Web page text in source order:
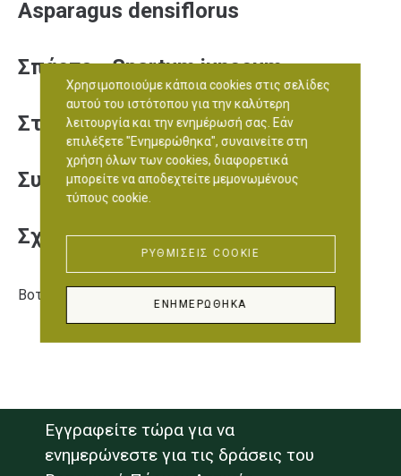
Asparagus densiflorus
Σπάρτο - Spartum junceum
Στίπα - Stipa tenuissima
Συκιά - Ficus carica
Σχίνος - Pistacia lentiscus
Βοτανικό Πάρκο Αττικής
Εγγραφείτε τώρα για να
ενημερώνεστε για τις δράσεις του
Χρησιμοποιούμε κάποια cookies στις σελίδες
αυτού του ιστότοπου για την καλύτερη
λειτουργία και την ενημέρωσή σας. Εάν
επιλέξετε "Ενημερώθηκα", συναινείτε στη
χρήση όλων των cookies, διαφορετικά
μπορείτε να αποδεχτείτε μεμονωμένους
τύπους cookie.
ΡΥΘΜΊΣΕΙΣ COOKIE
ΕΝΗΜΕΡΏΘΗΚΑ